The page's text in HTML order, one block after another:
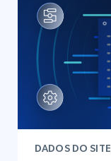
DADOS DO SITE